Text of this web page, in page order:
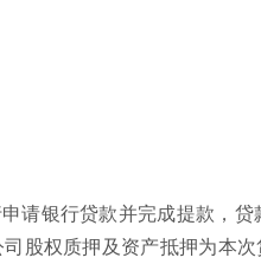
请银行贷款并完成提款，
股权质押及资产抵押为本次